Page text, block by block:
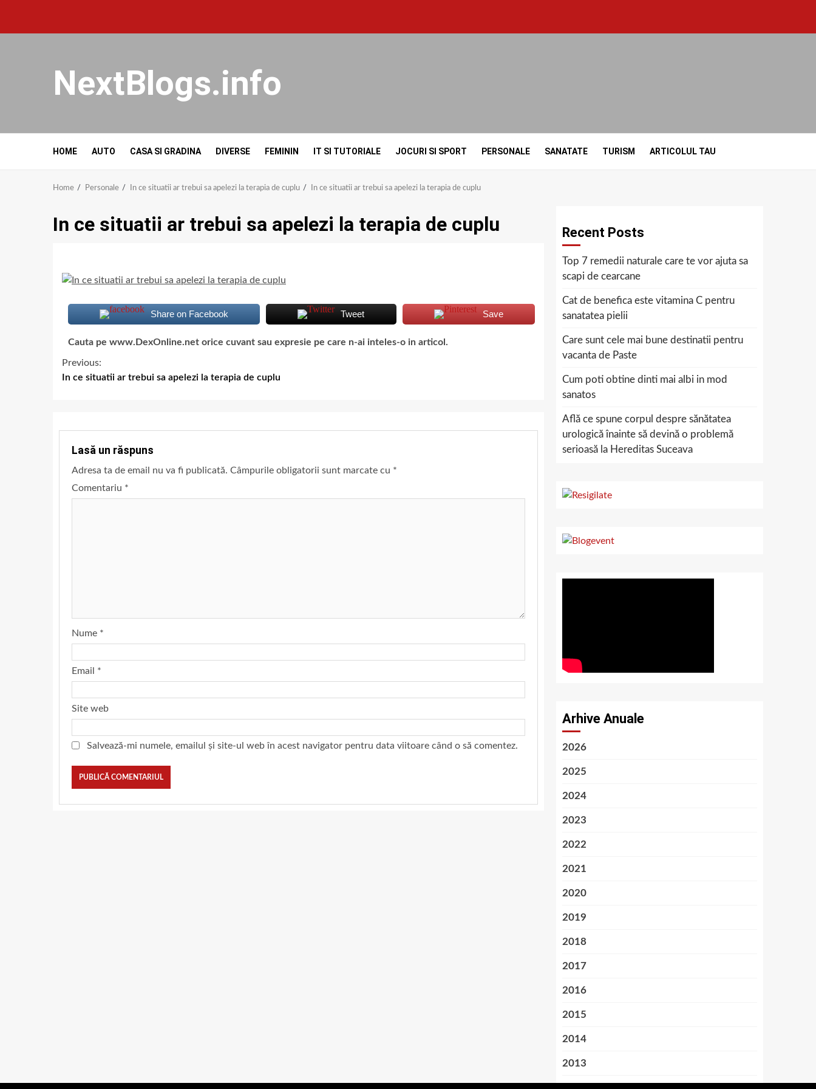
NextBlogs.info
HOME AUTO CASA SI GRADINA DIVERSE FEMININ IT SI TUTORIALE JOCURI SI SPORT PERSONALE SANATATE TURISM ARTICOLUL TAU
Home Personale In ce situatii ar trebui sa apelezi la terapia de cuplu In ce situatii ar trebui sa apelezi la terapia de cuplu
In ce situatii ar trebui sa apelezi la terapia de cuplu
Share on Facebook Tweet Save
Cauta pe www.DexOnline.net orice cuvant sau expresie pe care n-ai inteles-o in articol.
Previous:
In ce situatii ar trebui sa apelezi la terapia de cuplu
Lasă un răspuns
Adresa ta de email nu va fi publicată. Câmpurile obligatorii sunt marcate cu *
Comentariu *
Nume *
Email *
Site web
Salvează-mi numele, emailul și site-ul web în acest navigator pentru data viitoare când o să comentez.
Recent Posts
Top 7 remedii naturale care te vor ajuta sa
scapi de cearcane
Cat de benefica este vitamina C pentru
sanatatea pielii
Care sunt cele mai bune destinatii pentru
vacanta de Paste
Cum poti obtine dinti mai albi in mod
sanatos
Află ce spune corpul despre sănătatea
urologică înainte să devină o problemă
serioasă la Hereditas Suceava
Arhive Anuale
2026
2025
2024
2023
2022
2021
2020
2019
2018
2017
2016
2015
2014
2013